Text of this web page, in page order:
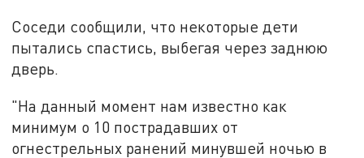
Соседи сообщили, что некоторые дети
пытались спастись, выбегая через заднюю
дверь.
"На данный момент нам известно как
минимум о 10 пострадавших от
огнестрельных ранений минувшей ночью в